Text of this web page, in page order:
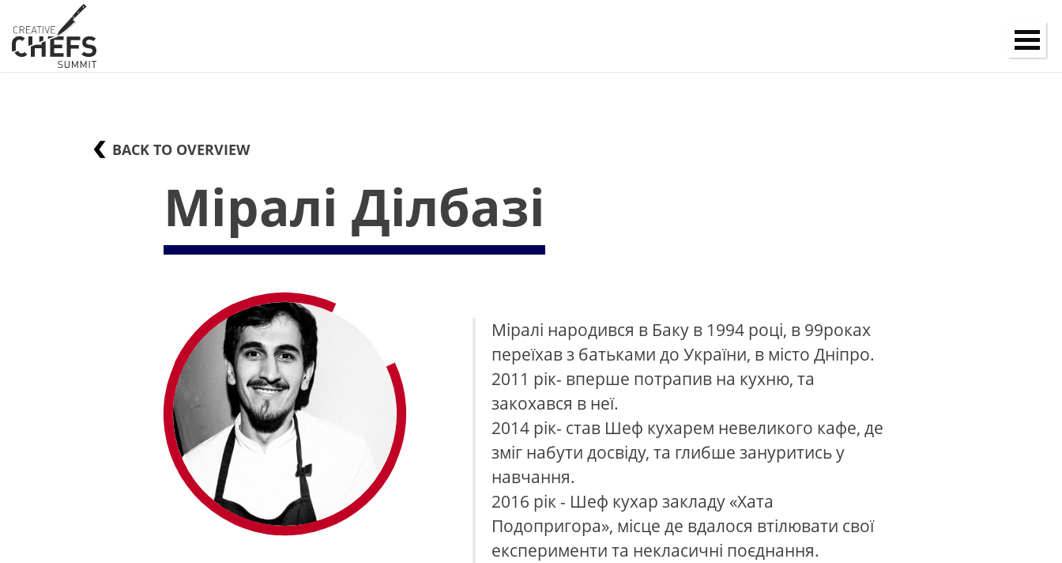
BACK TO OVERVIEW
Міралі Ділбазі
Міралі народився в Баку в 1994 році, в 99роках
переїхав з батьками до України, в місто Дніпро.
2011 рік- вперше потрапив на кухню, та
закохався в неї.
2014 рік- став Шеф кухарем невеликого кафе, де
зміг набути досвіду, та глибше зануритись у
навчання.
2016 рік - Шеф кухар закладу «Хата
Подопригора», місце де вдалося втілювати свої
експерименти та некласичні поєднання.